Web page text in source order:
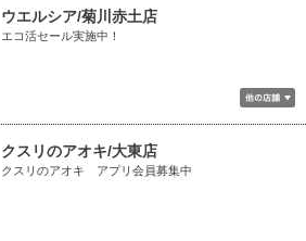
ウエルシア/菊川赤土店
エコ活セール実施中！
クスリのアオキ/大東店
クスリのアオキ アプリ会員募集中